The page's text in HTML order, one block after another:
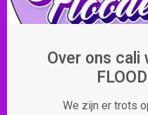
Over ons cali
We zijn er trots